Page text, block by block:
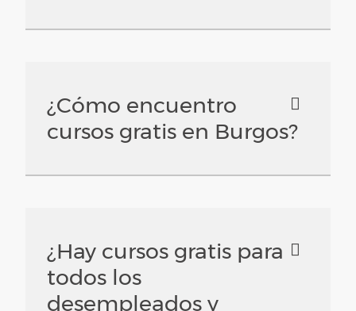
¿Cómo encuentro
cursos gratis en Burgos?
¿Hay cursos gratis para
todos los
desempleados y